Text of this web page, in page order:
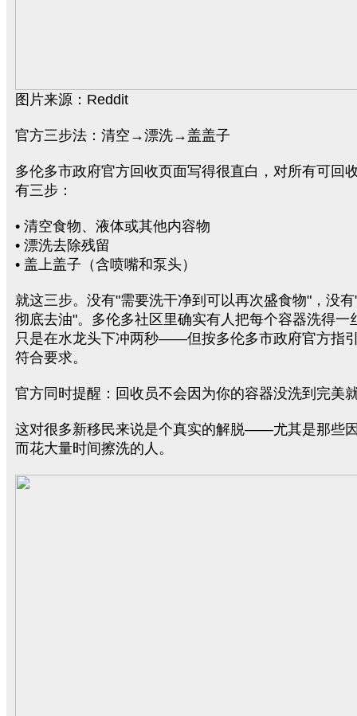
图片来源：Reddit
官方三步法：清空→漂洗→盖盖子
多伦多市政府官方回收页面写得很直白，对所有可回
有三步：
• 清空食物、液体或其他内容物
• 漂洗去除残留
• 盖上盖子（含喷嘴和泵头）
就这三步。没有"需要洗干净到可以再次盛食物"，没
彻底去油"。多伦多社区里确实有人把每个容器洗得一
只是在水龙头下冲两秒——但按多伦多市政府官方指
符合要求。
官方同时提醒：回收员不会因为你的容器没洗到完美
这对很多新移民来说是个真实的解脱——尤其是那些
而花大量时间擦洗的人。